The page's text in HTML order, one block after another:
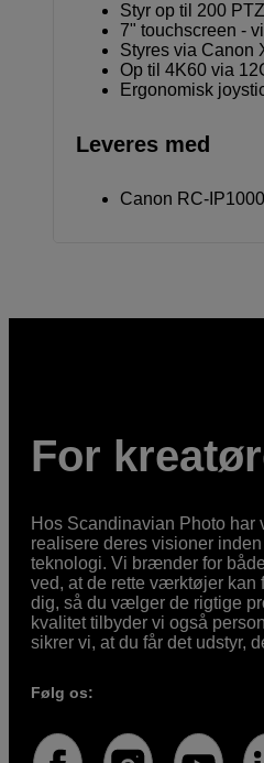
Styr op til 200
7" touchscreen -
Styres via Canon
Op til 4K60 via
Ergonomisk
Leveres med
Canon RC-IP1000
For
Hos Scandinavian Photo har
realisere deres visioner
teknologi. Vi brænder for
ved, at de rette værktøjer kan
dig, så du vælger de rigtige
kvalitet tilbyder vi også
sikrer vi, at du får det udstyr,
Følg os: